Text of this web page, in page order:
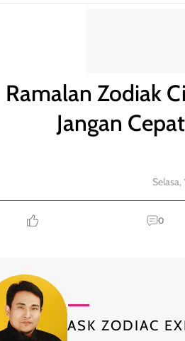
Ramalan Zodiak
Jangan
0
ASK ZODIAC